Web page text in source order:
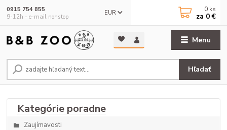
Menu
EUR
Hľadať
0915 754 855
9-12h - e-mail nonstop
0 ks
za 0 €
Zaujímavosti